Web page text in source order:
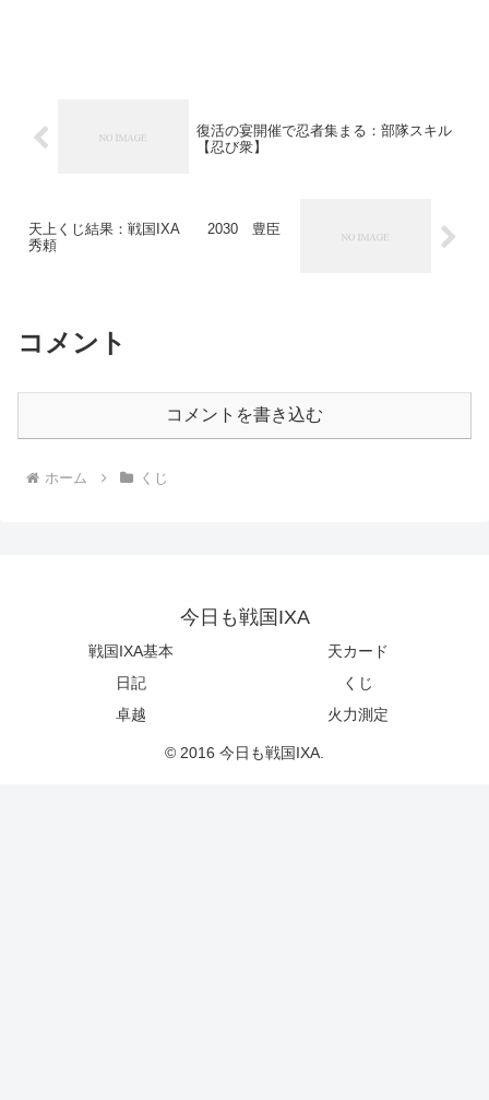
復活の宴開催で忍者集まる：部隊スキル
【忍び衆】
天上くじ結果：戦国IXA 2030 豊臣
秀頼
コメント
コメントを書き込む
ホーム くじ
今日も戦国IXA
戦国IXA基本
天カード
日記
くじ
卓越
火力測定
© 2016 今日も戦国IXA.